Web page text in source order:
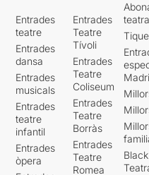
Entrades
teatre
Entrades
dansa
Entrades
musicals
Entrades
teatre
infantil
Entrades
òpera
Entrades
Teatre
Tívoli
Entrades
Teatre
Coliseum
Entrades
Teatre
Borràs
Entrades
Teatre
Romea